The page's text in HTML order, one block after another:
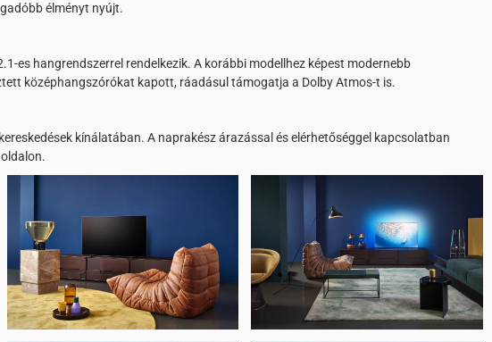
élményt nyújt.
es hangrendszerrel rendelkezik. A korábbi modellhez képest modernebb
középhangszórókat kapott, ráadásul támogatja a Dolby Atmos-t is.
kínálatában. A naprakész árazással és elérhetőséggel kapcsolatban